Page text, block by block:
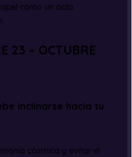
como un acto
23 – OCTUBRE
inclinarse hacia tu
cósmica y evitar el